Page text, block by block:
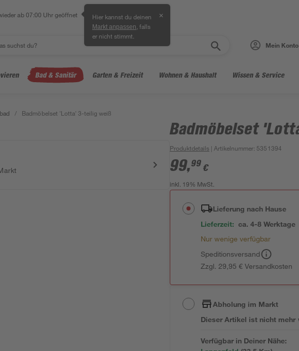
ab 07:00 Uhr geöffnet Hier kannst du deinen
Markt anpassen , falls
er nicht stimmt.
✕
Mein Konto
Bad & Sanitär Garten & Freizeit Wohnen & Haushalt Wissen & Service
/ Badmöbelset 'Lotta' 3-teilig weiß
Badmöbelset
Produktdetails | Artikelnummer: 5351394
99,99 €
inkl. 19% MwSt.
Lieferung nach Hause
Lieferzeit: ca. 4-8 Werktage
Nur wenige verfügbar
Speditionsversand
Zzgl. 29,95 € Versandkosten
Abholung im Markt
Dieser Artikel ist nicht mehr
Verfügbar in Deiner Nähe: